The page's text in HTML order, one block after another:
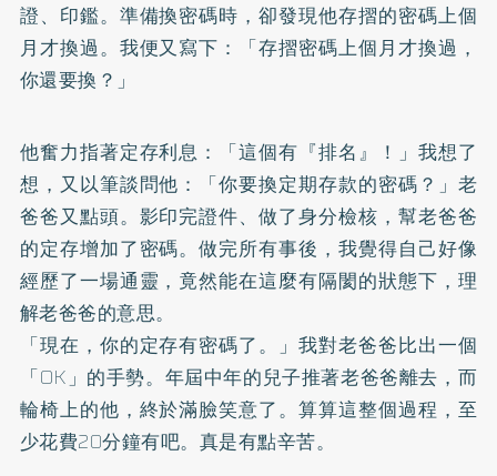
證、印鑑。準備換密碼時，卻發現他存摺的密碼上個
月才換過。我便又寫下：「存摺密碼上個月才換過，
你還要換？」
他奮力指著定存利息：「這個有『排名』！」我想了
想，又以筆談問他：「你要換定期存款的密碼？」老
爸爸又點頭。影印完證件、做了身分檢核，幫老爸爸
的定存增加了密碼。做完所有事後，我覺得自己好像
經歷了一場通靈，竟然能在這麼有隔閡的狀態下，理
解老爸爸的意思。
「現在，你的定存有密碼了。」我對老爸爸比出一個
「OK」的手勢。年屆中年的兒子推著老爸爸離去，而
輪椅上的他，終於滿臉笑意了。算算這整個過程，至
少花費20分鐘有吧。真是有點辛苦。